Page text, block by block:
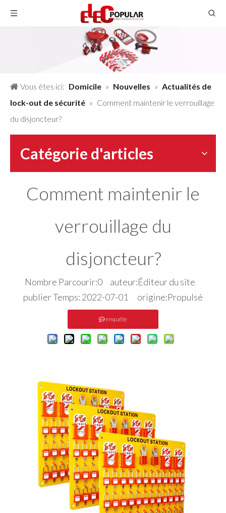
Vous êtes ici: Domicile » Nouvelles » Actualités de
lock-out de sécurité » Comment maintenir le verrouillage
du disjoncteur?
Catégorie d'articles
Comment maintenir le
verrouillage du
disjoncteur?
Nombre Parcourir:0 auteur:Éditeur du site
publier Temps: 2022-07-01 origine:Propulsé
enquête